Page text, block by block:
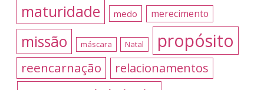
maturidade medo merecimento
missão máscara Natal propósito
reencarnação relacionamentos